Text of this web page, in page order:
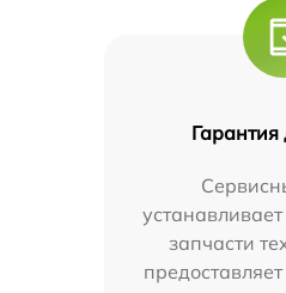
Гарантия
запчасти